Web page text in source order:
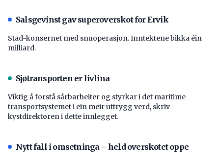
Salsgevinst gav superoverskot for Ervik
Stad-konsernet med snuoperasjon. Inntektene bikka éin
milliard.
Sjøtransporten er livlina
Viktig å forstå ­sårbarheiter og styrkar i det maritime
transport­systemet i ein meir uttrygg verd, skriv
kystdirektøren i dette innlegget.
Nytt fall i omsetninga – held overskotet oppe